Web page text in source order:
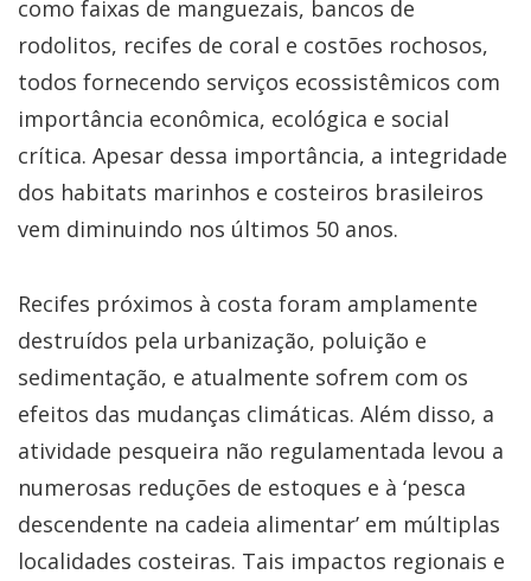
como faixas de manguezais, bancos de
rodolitos, recifes de coral e costões rochosos,
todos fornecendo serviços ecossistêmicos com
importância econômica, ecológica e social
crítica. Apesar dessa importância, a integridade
dos habitats marinhos e costeiros brasileiros
vem diminuindo nos últimos 50 anos.
Recifes próximos à costa foram amplamente
destruídos pela urbanização, poluição e
sedimentação, e atualmente sofrem com os
efeitos das mudanças climáticas. Além disso, a
atividade pesqueira não regulamentada levou a
numerosas reduções de estoques e à ‘pesca
descendente na cadeia alimentar’ em múltiplas
localidades costeiras. Tais impactos regionais e